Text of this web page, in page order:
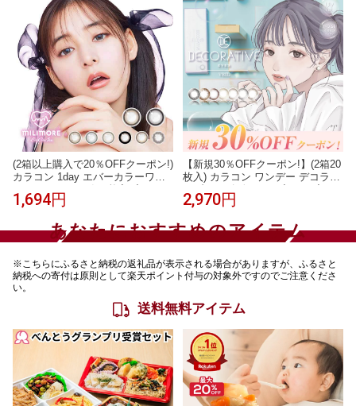
週間使い捨て refrear フロムアイズ
(2箱以上購入で20％OFFクーポン!)
カラコン 1day エバーカラーワン
デーミリモア (1箱10枚入)度なし
度あり カラコン UVカット カラー
優子
1,694円
【新規30％OFFクーポン!】(2箱20
枚入) カラコン ワンデー デコラテ
ィブアイズヴェール 度あり 度な
し UVカット 1day 1日交換 使い捨
モイスト カラーコンタクトレンズ
14.1mm
2,970円
あなたにおすすめのアイテム
※こちらにふるさと納税の返礼品が表示される場合がありますが、ふるさと
納税への寄付は原則として楽天ポイント付与の対象外ですのでご注意くださ
い。
送料無料アイテム